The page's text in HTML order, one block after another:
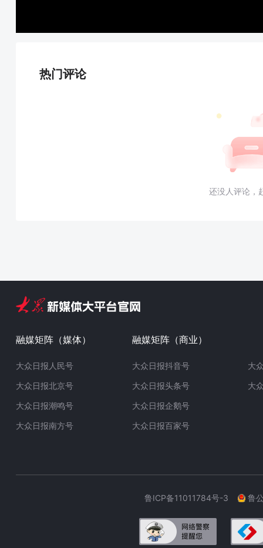
热门评论
还没人评论，
融媒矩阵（媒体）
大众日报人民号
大众日报北京号
大众日报潮鸣号
大众日报南方号
融媒矩阵（商业）
大众日报抖音号
大众日报头条号
大众日报企鹅号
大众日报百家号
大
大
鲁ICP备11011784号-3 鲁